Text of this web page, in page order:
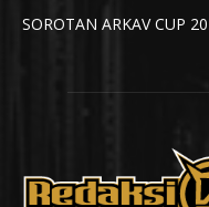
SOROTAN ARKAV CUP